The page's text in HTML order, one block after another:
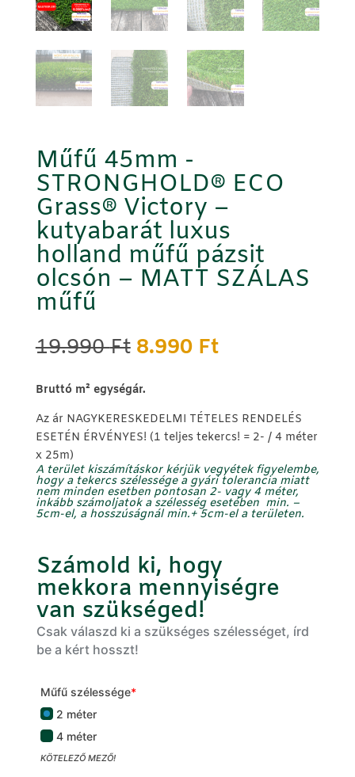
Műfű 45mm -
STRONGHOLD® ECO
Grass® Victory –
kutyabarát luxus
holland műfű pázsit
olcsón – MATT SZÁLAS
műfű
19.990Ft Original
was:
19.990 Ft.
8.990 FtCurrent
Bruttó m² egységár.
Az ár NAGYKERESKEDELMI TÉTELES RENDELÉS
ESETÉN ÉRVÉNYES! (1 teljes tekercs! = 2- / 4 méter
x 25m)
A terület kiszámításkor kérjük vegyétek figyelembe,
hogy a tekercs szélessége a gyári tolerancia miatt
nem minden esetben pontosan 2- vagy 4 méter,
inkább számoljatok a szélesség esetében min. –
5cm-el, a hosszúságnál min.+ 5cm-el a területen.
Számold ki, hogy
mekkora mennyiségre
van szükséged!
Csak válaszd ki a szükséges szélességet, írd
be a kért hosszt!
Műfű szélessége*
2 méter
4 méter
KÖTELEZŐ MEZŐ!